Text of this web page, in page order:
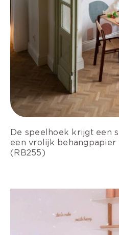
De speelhoek krijgt een
een vrolijk behangpapier
(RB255)